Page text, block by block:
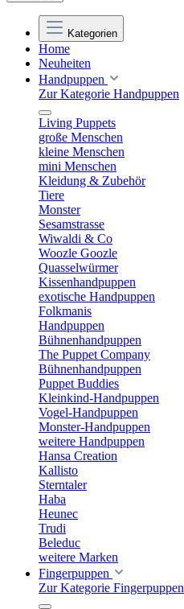
Kategorien
Home
Neuheiten
Handpuppen
Zur Kategorie Handpuppen
Living Puppets
große Menschen
kleine Menschen
mini Menschen
Kleidung & Zubehör
Tiere
Monster
Sesamstrasse
Wiwaldi & Co
Woozle Goozle
Quasselwürmer
Kissenhandpuppen
exotische Handpuppen
Folkmanis
Handpuppen
Bühnenhandpuppen
The Puppet Company
Bühnenhandpuppen
Puppet Buddies
Kleinkind-Handpuppen
Vogel-Handpuppen
Monster-Handpuppen
weitere Handpuppen
Hansa Creation
Kallisto
Sterntaler
Haba
Heunec
Trudi
Beleduc
weitere Marken
Fingerpuppen
Zur Kategorie Fingerpuppen